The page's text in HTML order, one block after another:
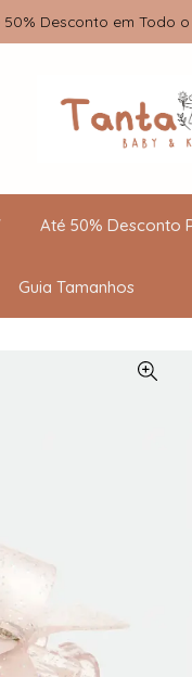
50% Desconto em Todo
Até 50% Desconto
Guia Tamanhos